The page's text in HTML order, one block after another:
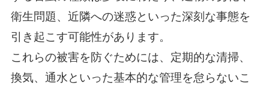
衛生問題、近隣への迷惑といった深刻な事態を
引き起こす可能性があります。
これらの被害を防ぐためには、定期的な清掃、
換気、通水といった基本的な管理を怠らないこ